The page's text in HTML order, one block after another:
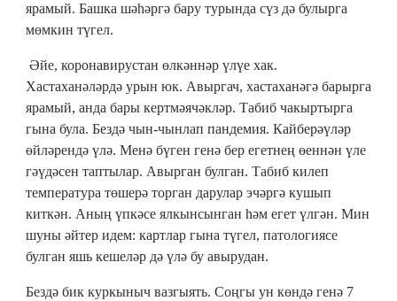
ярамый. Башка шәһәргә бару турында сүз дә булырга
мөмкин түгел.
Әйе, коронавирустан өлкәннәр үлүе хак.
Хастаханәләрдә урын юк. Авыргач, хастаханәгә барырга
ярамый, анда бары кертмәячәкләр. Табиб чакыртырга
гына була. Бездә чын-чынлап пандемия. Кайберәүләр
өйләрендә үлә. Менә бүген генә бер егетнең өеннән үле
гәүдәсен таптылар. Авырган булган. Табиб килеп
температура төшерә торган дарулар эчәргә кушып
киткән. Аның үпкәсе ялкынсынган һәм егет үлгән. Мин
шуны әйтер идем: картлар гына түгел, патологиясе
булган яшь кешеләр дә үлә бу авырудан.
Бездә бик куркыныч вазгыять. Соңгы ун көндә генә 7